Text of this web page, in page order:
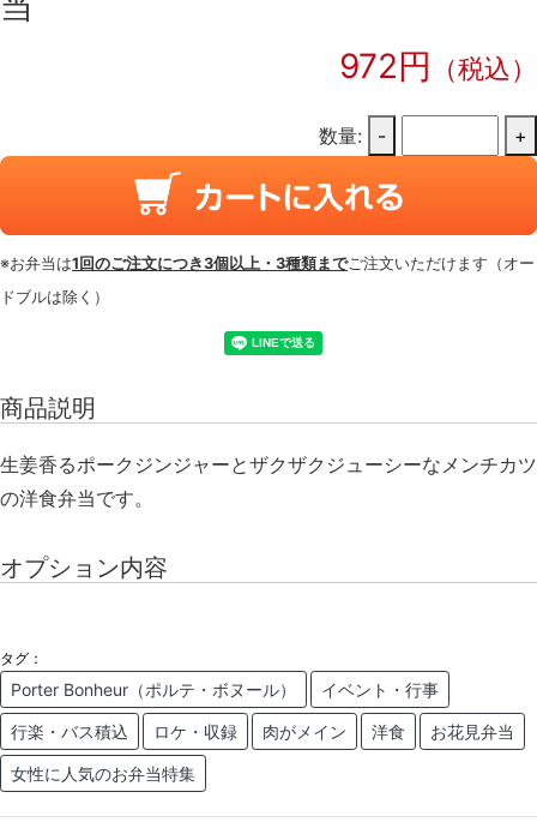
972円
（税込）
数量: - +
※お弁当は1回のご注文につき3個以上・3種類までご注文いただけます（オー
ドブルは除く）
商品説明
生姜香るポークジンジャーとザクザクジューシーなメンチカツ
の洋食弁当です。
オプション内容
タグ：
Porter Bonheur（ポルテ・ボヌール） イベント・行事
行楽・バス積込 ロケ・収録 肉がメイン 洋食 お花見弁当
女性に人気のお弁当特集